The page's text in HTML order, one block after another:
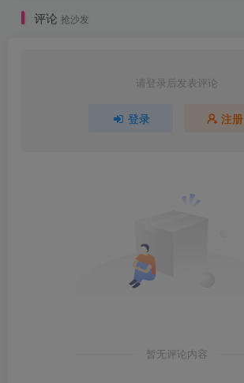
评论 抢沙发
请登录后发表评论
登录 注册
暂无评论内容